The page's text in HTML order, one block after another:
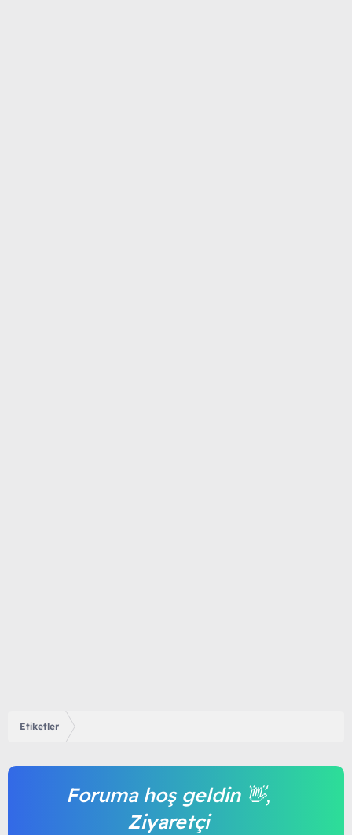
Etiketler
Foruma hoş geldin 👋,
Ziyaretçi